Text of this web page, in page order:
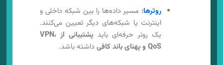
روترها: مسیر داده‌ها را بین شبکه داخلی و
اینترنت یا شبکه‌های دیگر تعیین می‌کنند.
یک روتر حرفه‌ای باید
پشتیبانی از VPN،
QoS و پهنای باند کافی
داشته باشد.